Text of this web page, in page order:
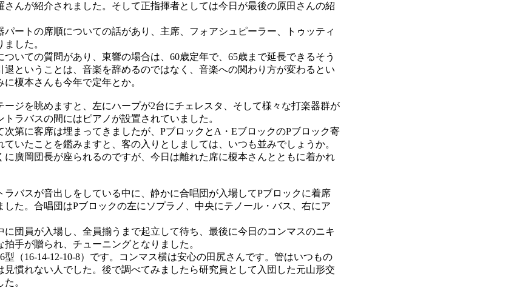
さんが紹介されました。そして正指揮者としては今日が最後の原田さんの紹
ートの席順についての話があり、主席、フォアシュピーラー、トゥッティ
した。
いての質問があり、東響の場合は、60歳定年で、65歳まで延長できるそう
退ということは、音楽を辞めるのではなく、音楽への関わり方が変わるとい
榎本さんも今年で定年とか。
ジを眺めますと、左にハープが2台にチェレスタ、そして様々な打楽器群が
ラバスの間にはピアノが設置されていました。
第に客席は埋まってきましたが、PブロックとA・EブロックのPブロック寄
ていたことを鑑みますと、客の入りとしましては、いつも並みでしょうか。
廣岡団長が座られるのですが、今日は離れた席に榎本さんとともに着かれ
バスが音出しをしている中に、静かに合唱団が入場してPブロックに着席
した。合唱団はPブロックの左にソプラノ、中央にテノール・バス、右にア
団員が入場し、全員揃うまで起立して待ち、最後に今日のコンマスのニキ
手が贈られ、チューニングとなりました。
（16-14-12-10-8）です。コンマス横は安心の田尻さんです。管はいつもの
見慣れない人でした。後で調べてみましたら研究員として入団した元山形交
。